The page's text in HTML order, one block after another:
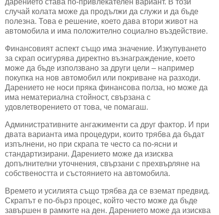
дарението става по-привлекателен вариант. В този
случай колата може да продължи да служи и да бъде
полезна. Това е решение, което дава втори живот на
автомобила и има положително социално въздействие.
Финансовият аспект също има значение. Изкупуването
за скрап осигурява директно възнаграждение, което
може да бъде използвано за други цели – например
покупка на нов автомобил или покриване на разходи.
Дарението не носи пряка финансова полза, но може да
има нематериална стойност, свързана с
удовлетворението от това, че помагаш.
Административните ангажименти са друг фактор. И при
двата варианта има процедури, които трябва да бъдат
изпълнени, но при скрапа те често са по-ясни и
стандартизирани. Дарението може да изисква
допълнителни уточнения, свързани с прехвърляне на
собствеността и състоянието на автомобила.
Времето и усилията също трябва да се вземат предвид.
Скрапът е по-бърз процес, който често може да бъде
завършен в рамките на ден. Дарението може да изисква